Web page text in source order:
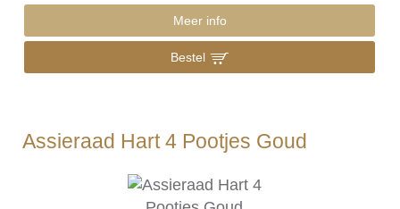
Meer info
Bestel
Assieraad Hart 4 Pootjes Goud